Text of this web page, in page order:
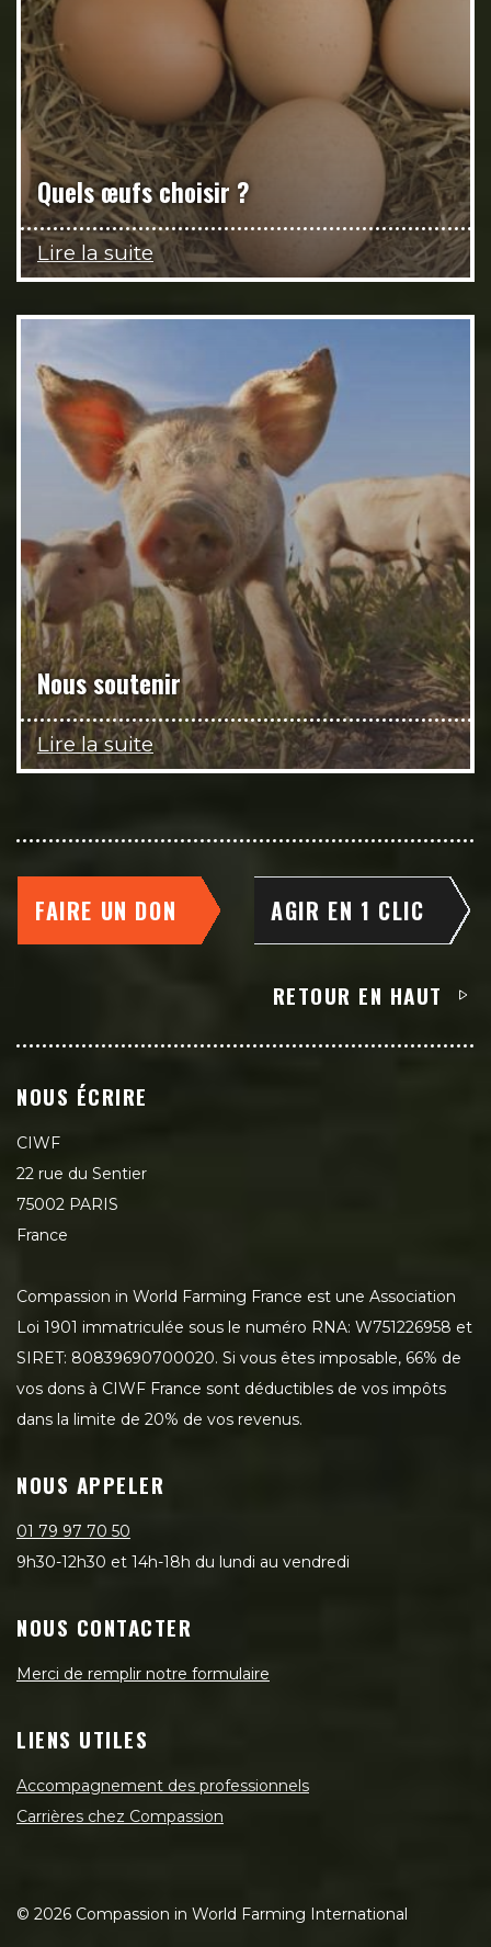
Quels œufs choisir ?
Lire la suite
Nous soutenir
Lire la suite
FAIRE UN DON AGIR EN 1 CLIC
RETOUR EN HAUT
NOUS ÉCRIRE
CIWF
22 rue du Sentier
75002 PARIS
France
Compassion in World Farming France est une Association
Loi 1901 immatriculée sous le numéro RNA: W751226958 et
SIRET: 80839690700020. Si vous êtes imposable, 66% de
vos dons à CIWF France sont déductibles de vos impôts
dans la limite de 20% de vos revenus.
NOUS APPELER
01 79 97 70 50
9h30-12h30 et 14h-18h du lundi au vendredi
NOUS CONTACTER
Merci de remplir notre formulaire
LIENS UTILES
Accompagnement des professionnels
Carrières chez Compassion
© 2026 Compassion in World Farming International